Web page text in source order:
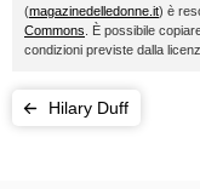
(magazinedelledonne.it) è
Commons . È possibile
condizioni previste dalla
Hilary Duff